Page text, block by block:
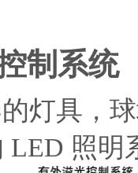
制系统
灯具，
LED 照明